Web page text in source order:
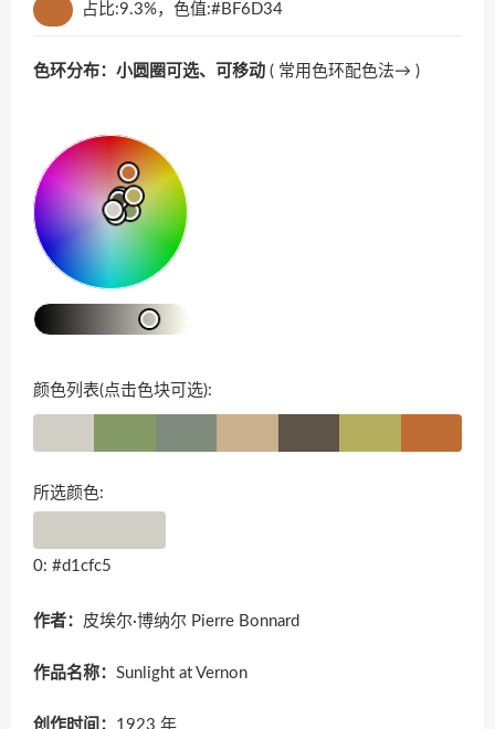
占比:9.3%，色值:#BF6D34
色环分布：小圆圈可选、可移动 ( 常用色环配色法→ )
颜色列表(点击色块可选):
所选颜色:
0: #d1cfc5
作者： 皮埃尔·博纳尔 Pierre Bonnard
作品名称： Sunlight at Vernon
创作时间： 1923 年